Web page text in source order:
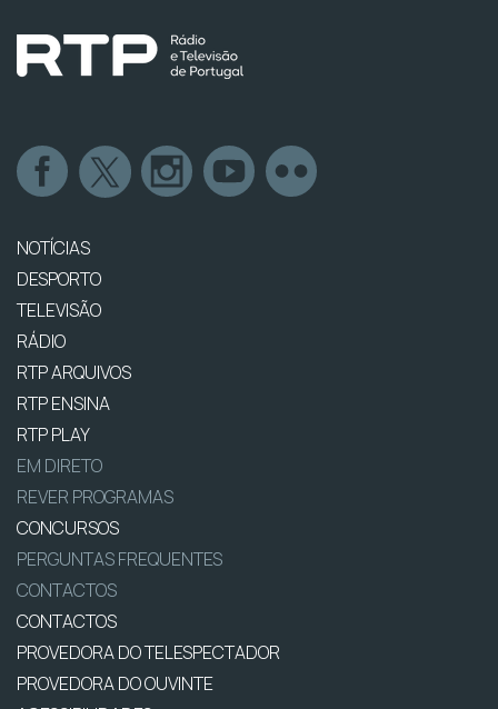
NOTÍCIAS
DESPORTO
TELEVISÃO
RÁDIO
RTP ARQUIVOS
RTP ENSINA
RTP PLAY
EM DIRETO
REVER PROGRAMAS
CONCURSOS
PERGUNTAS FREQUENTES
CONTACTOS
CONTACTOS
PROVEDORA DO TELESPECTADOR
PROVEDORA DO OUVINTE